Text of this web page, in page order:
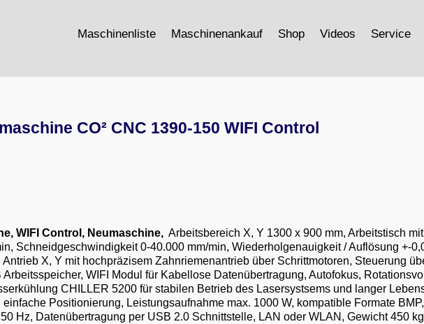
Maschinenliste Maschinenankauf Shop Videos Service
CO² CNC 1390-150 WIFI Control
WIFI Control, Neumaschine, Arbeitsbereich X, Y 1300 x 900 mm, Arbeitstisch
Schneidgeschwindigkeit 0-40.000 mm/min, Wiederholgenauigkeit / Auflösung +-
X, Y mit hochpräzisem Zahnriemenantrieb über Schrittmotoren, Steuerung
WIFI Modul für Kabellose Datenübertragung, Autofokus,
CHILLER 5200 für stabilen Betrieb des Lasersystsems und langer
Positionierung, Leistungsaufnahme max. 1000 W, kompatible Formate
Hz, Datenübertragung per USB 2.0 Schnittstelle, LAN oder WLAN, Gewicht 450 kg